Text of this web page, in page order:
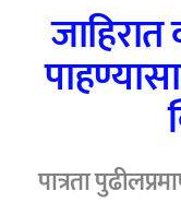
पात्रता